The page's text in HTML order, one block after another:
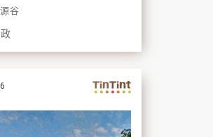
遠眺層層山景；能和重要
行。
谷